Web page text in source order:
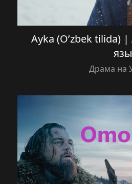
Ayka (O’zbek tilida)
Драма на